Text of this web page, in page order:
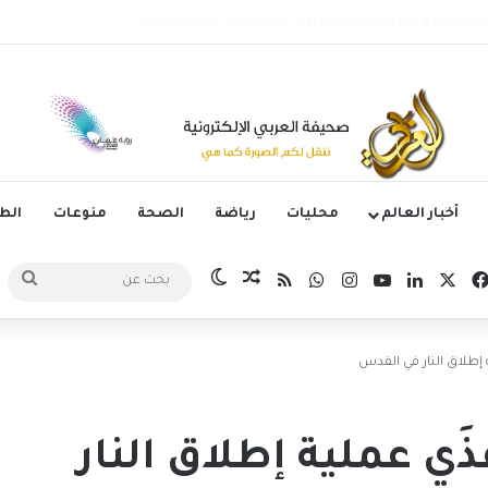
أخبار العالم محليات رياضة الصحة منوعات
فيسبوكلينكدإن‫YouTubeانستقرام
واتسابملخص الموقع RSS
مقال عشوائي
الوضع المظلم
عن
النار في القدس
عملية إطلاق النار